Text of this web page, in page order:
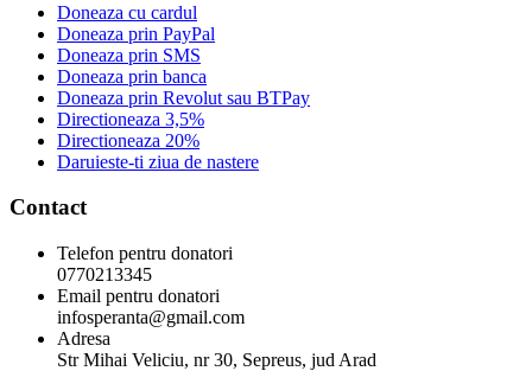
Doneaza cu cardul
Doneaza prin PayPal
Doneaza prin SMS
Doneaza prin banca
Doneaza prin Revolut sau BTPay
Directioneaza 3,5%
Directioneaza 20%
Daruieste-ti ziua de nastere
Contact
Telefon pentru donatori
0770213345
Email pentru donatori
infosperanta@gmail.com
Adresa
Str Mihai Veliciu, nr 30, Sepreus, jud Arad